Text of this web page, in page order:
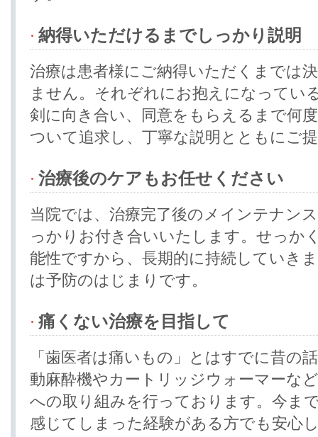
納得いただけるまでしっかり説明
治療は患者様にご納得いただくまでは
ません。それぞれにお抱えになってい
剣に向き合い、同意をもらえるまで何
ついて追求し、丁寧な説明とともにご
治療後のケアもお任せください
当院では、治療完了後のメインテナン
っかりお付き合いいたします。せっか
能性ですから、長期的に持続していき
は予防のはじまりです。
痛くない治療を目指して
「歯医者は痛いもの」とはすでに昔の
動麻酔機やカートリッジウォーマーな
への取り組みを行っております。今ま
感じてしまった経験がある方でも安心